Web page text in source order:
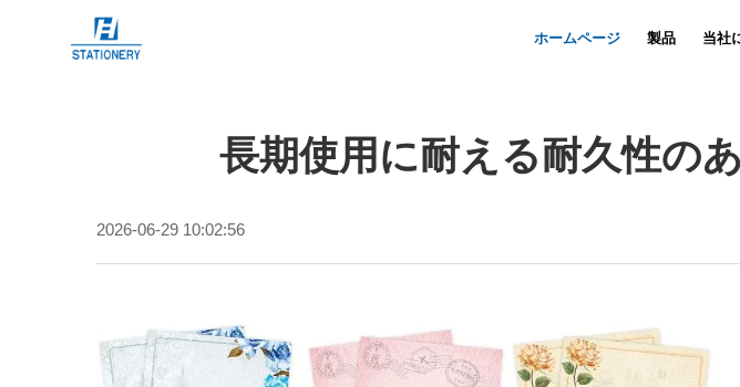
ホームページ 製品 当社
長期使用に耐える耐久性の
2026-06-29 10:02:56